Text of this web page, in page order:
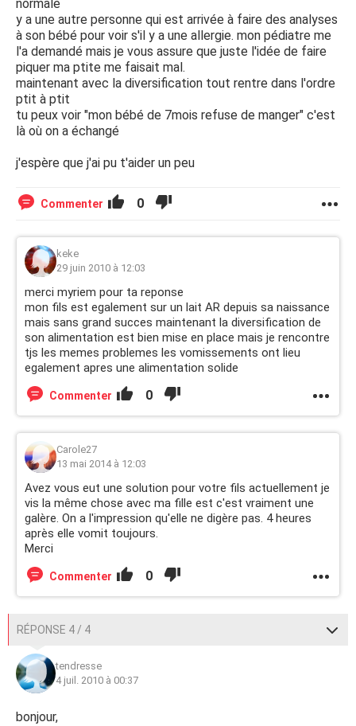
normale
y a une autre personne qui est arrivée à faire des analyses
à son bébé pour voir s'il y a une allergie. mon pédiatre me
l'a demandé mais je vous assure que juste l'idée de faire
piquer ma ptite me faisait mal.
maintenant avec la diversification tout rentre dans l'ordre
ptit à ptit
tu peux voir "mon bébé de 7mois refuse de manger" c'est
là où on a échangé
j'espère que j'ai pu t'aider un peu
Commenter 0
keke
29 juin 2010 à 12:03
merci myriem pour ta reponse
mon fils est egalement sur un lait AR depuis sa naissance
mais sans grand succes maintenant la diversification de
son alimentation est bien mise en place mais je rencontre
tjs les memes problemes les vomissements ont lieu
egalement apres une alimentation solide
Commenter 0
Carole27
13 mai 2014 à 12:03
Avez vous eut une solution pour votre fils actuellement je
vis la même chose avec ma fille est c'est vraiment une
galère. On a l'impression qu'elle ne digère pas. 4 heures
après elle vomit toujours.
Merci
Commenter 0
RÉPONSE 4 / 4
tendresse
4 juil. 2010 à 00:37
bonjour,